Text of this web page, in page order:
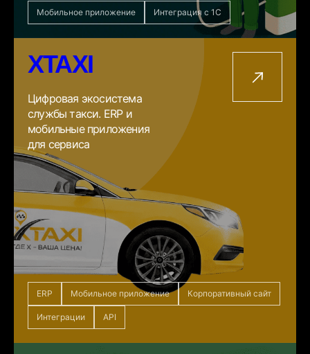
Мобильное приложение Интеграция с 1С
XTAXI
Цифровая экосистема
службы такси. ERP и
мобильные приложения
для сервиса
ERP Мобильное приложение Корпоративный сайт
Интеграции API